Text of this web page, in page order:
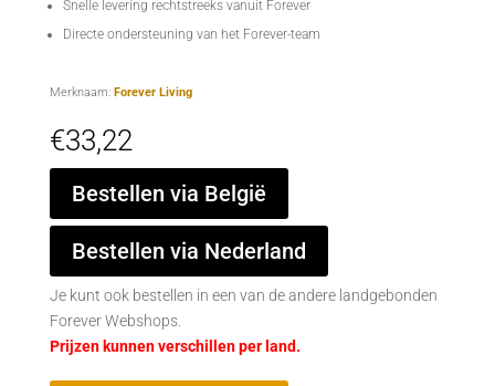
Snelle levering rechtstreeks vanuit Forever
Directe ondersteuning van het Forever-team
Merknaam: Forever Living
€33,22
Bestellen via België
Bestellen via Nederland
Je kunt ook bestellen in een van de andere landgebonden
Forever Webshops.
Prijzen kunnen verschillen per land.